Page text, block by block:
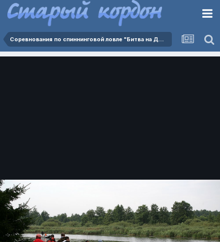
Соревнования по спиннинговой ловле "Битва на Дейме 2025" 02.08.2025